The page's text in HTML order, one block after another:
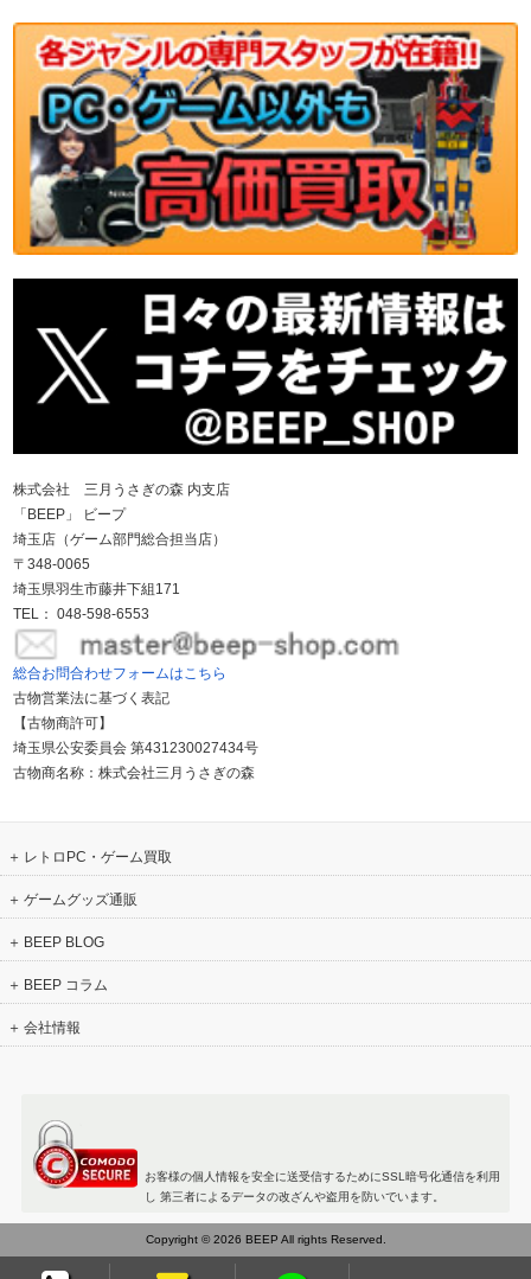
株式会社 三月うさぎの森 内支店
「BEEP」 ビープ
埼玉店（ゲーム部門総合担当店）
〒348-0065
埼玉県羽生市藤井下組171
TEL： 048-598-6553
総合お問合わせフォームはこちら
古物営業法に基づく表記
【古物商許可】
埼玉県公安委員会 第431230027434号
古物商名称：株式会社三月うさぎの森
レトロPC・ゲーム買取
ゲームグッズ通販
BEEP BLOG
BEEP コラム
会社情報
お客様の個人情報を安全に送受信するためにSSL暗号化通信を利用
し 第三者によるデータの改ざんや盗用を防いでいます。
Copyright © 2026 BEEP All rights Reserved.